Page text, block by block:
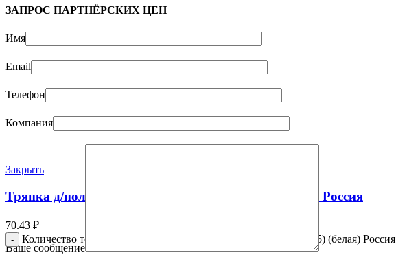
ЗАПРОС ПАРТНЁРСКИХ ЦЕН
Имя
Email
Телефон
Компания
Ваше сообщение
Закрыть
Тряпка д/пола ХПП 80х100 б/ов инд.уп (х25) (белая) Россия
70.43 ₽
Количество товара Тряпка д/пола ХПП 80х100 б/ов инд.уп (х25) (белая) Россия